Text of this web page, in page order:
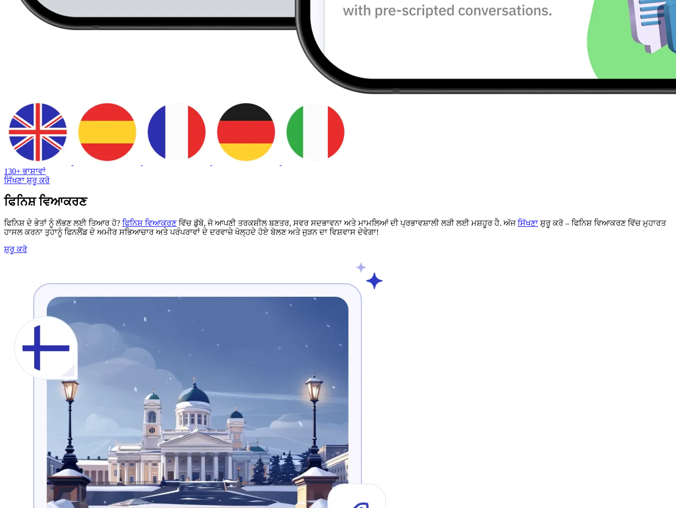
130+ ਭਾਸ਼ਾਵਾਂ
ਸਿੱਖਣਾ ਸ਼ੁਰੂ ਕਰੋ
ਫਿਨਿਸ਼ ਵਿਆਕਰਣ
ਫਿਨਿਸ਼ ਦੇ ਭੇਤਾਂ ਨੂੰ ਲੱਭਣ ਲਈ ਤਿਆਰ ਹੋ? ਫਿਨਿਸ਼ ਵਿਆਕਰਣਵਿੱਚ ਡੁੱਬੋ, ਜੋ ਆਪਣੀ ਤਰਕਸ਼ੀਲ ਬਣਤਰ, ਸਵਰ ਸਦਭਾਵਨਾ ਅਤੇ ਮਾਮਲਿਆਂ ਦੀ ਪ੍ਰਭਾਵਸ਼ਾਲੀ ਲੜੀ ਲਈ ਮਸ਼ਹੂਰ ਹੈ. ਅੱਜਸਿੱਖਣਾ ਸ਼ੁਰੂ ਕਰੋ – ਫਿਨਿਸ਼ ਵਿਆਕਰਣ ਵਿੱਚ ਮੁਹਾਰਤ
ਹਾਸਲ ਕਰਨਾ ਤੁਹਾਨੂੰ ਫਿਨਲੈਂਡ ਦੇ ਅਮੀਰ ਸਭਿਆਚਾਰ ਅਤੇ ਪਰੰਪਰਾਵਾਂ ਦੇ ਦਰਵਾਜ਼ੇ ਖੋਲ੍ਹਦੇ ਹੋਏ ਬੋਲਣ ਅਤੇ ਜੁੜਨ ਦਾ ਵਿਸ਼ਵਾਸ ਦੇਵੇਗਾ!
ਸ਼ੁਰੂ ਕਰੋ